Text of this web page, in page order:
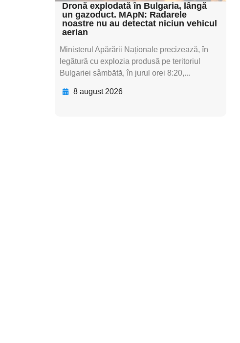
Dronă explodată în Bulgaria, lângă
un gazoduct. MApN: Radarele
noastre nu au detectat niciun vehicul
aerian
Ministerul Apărării Naționale precizează, în
legătură cu explozia produsă pe teritoriul
Bulgariei sâmbătă, în jurul orei 8:20,...
8 august 2026